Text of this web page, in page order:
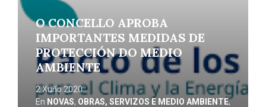
O CONCELLO APROBA
IMPORTANTES MEDIDAS DE
PROTECCIÓN DO MEDIO
AMBIENTE
2 Xuño 2020
En NOVAS, OBRAS, SERVIZOS E MEDIO AMBIENTE,